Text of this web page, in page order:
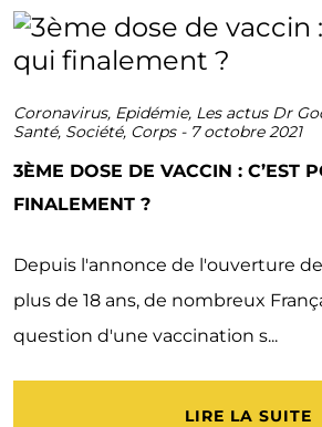
Coronavirus, Epidémie, Les actus Dr
Santé, Société, Corps- 7 octobre 2021
3ÈME DOSE DE VACCIN : C’EST
FINALEMENT ?
Depuis l'annonce de l'ouverture
plus de 18 ans, de nombreux
question d'une vaccination s...
LIRE LA SUITE